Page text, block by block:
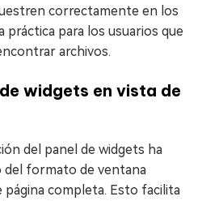
correctamente en los
práctica para los usuarios que
archivos.
widgets en vista de
del panel de widgets ha
del formato de ventana
página completa. Esto facilita